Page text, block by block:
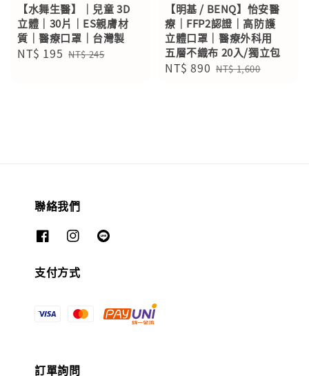
【水舞生醫】｜兒童 3D
立體｜30片｜ES親膚材
質｜醫療口罩｜台灣製
Sale
NT$ 195 Regular
NT$ 245
【明基 / BENQ】怡安醫
療｜FFP2認證｜高防護
立體口罩｜醫療外科用
五層不織布 20入/獨立包
Sale
NT$ 890 Regular
NT$ 1,600
聯絡我們
支付方式
訂單詢問